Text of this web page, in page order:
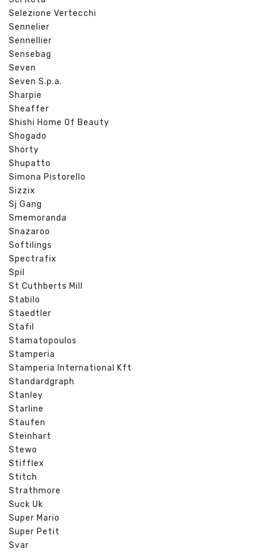
Selezione Vertecchi
Sennelier
Sennellier
Sensebag
Seven
Seven S.p.a.
Sharpie
Sheaffer
Shishi Home Of Beauty
Shogado
Shorty
Shupatto
Simona Pistorello
Sizzix
Sj Gang
Smemoranda
Snazaroo
Softilings
Spectrafix
Spil
St Cuthberts Mill
Stabilo
Staedtler
Stafil
Stamatopoulos
Stamperia
Stamperia International Kft
Standardgraph
Stanley
Starline
Staufen
Steinhart
Stewo
Stifflex
Stitch
Strathmore
Suck Uk
Super Mario
Super Petit
Svar